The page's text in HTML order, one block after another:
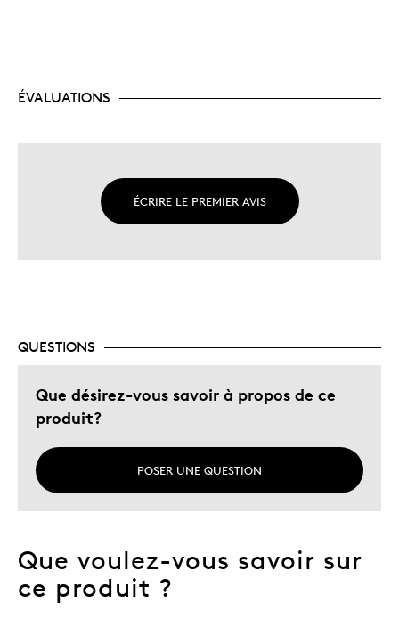
ÉVALUATIONS
ÉCRIRE LE PREMIER AVIS
QUESTIONS
Que désirez-vous savoir à propos de ce
produit?
POSER UNE QUESTION
Que voulez-vous savoir sur
ce produit ?